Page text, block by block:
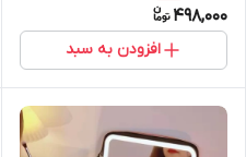
498,000
افزودن به سبد